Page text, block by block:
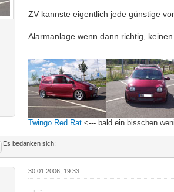
ZV kannste eigentlich jede günstige
Alarmanlage wenn dann richtig,
Twingo Red Rat <--- bald ein bisschen
Es bedanken sich:
30.01.2006, 19:33